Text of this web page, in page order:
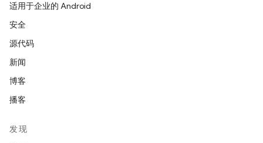
适用于企业的 Android
安全
源代码
新闻
博客
播客
发现